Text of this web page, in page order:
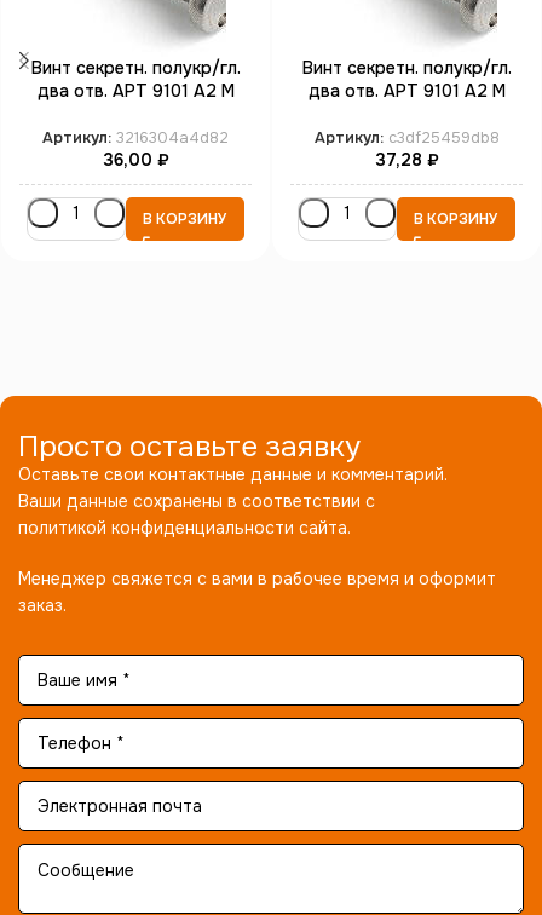
Винт секретн. полукр/гл.
два отв. АРТ 9101 А2 M
Артикул: 3216304a4d82
36,00 ₽
В КОРЗИНУ
Винт секретн. полукр/гл.
два отв. АРТ 9101 А2 M
Артикул: c3df25459db8
37,28 ₽
В КОРЗИНУ
Просто оставьте заявку
Оставьте свои контактные данные и комментарий.
Ваши данные сохранены в соответствии с
политикой конфиденциальности сайта.
Менеджер свяжется с вами в рабочее время и оформит
заказ.